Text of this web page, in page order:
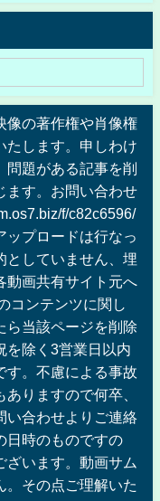
像の著作権や肖像権
たします。申しわけ
問題がある記事を削
ます。お問い合わせ
f/c82c6596/
ップロードは行なっ
としていません、埋
動画共有サイト元へ
コンテンツに関し
ら当該ページを削除
を除く3営業日以内
す。不慮による事故
りますので何卒、
い合わせよりご連絡
日時のものですの
ざいます。動画サム
。その点ご理解いた